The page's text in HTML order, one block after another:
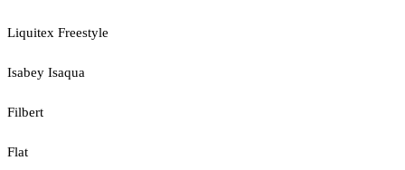
Liquitex Freestyle
Isabey Isaqua
Filbert
Flat